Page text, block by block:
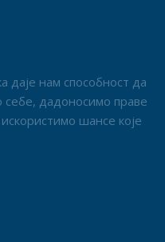
даје нам способност да
себе, дадоносимо праве
шансе које